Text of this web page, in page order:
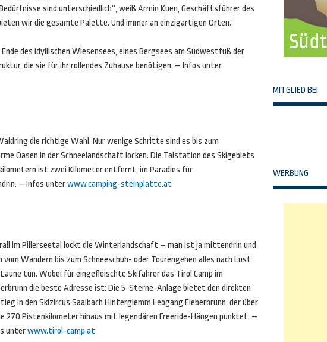
sind unterschiedlich“, weiß Armin Kuen, Geschäftsführer des
wir die gesamte Palette. Und immer an einzigartigen Orten.“
des idyllischen Wiesensees, eines Bergsees am Südwestfuß der
die sie für ihr rollendes Zuhause benötigen. – Infos unter
die richtige Wahl. Nur wenige Schritte sind es bis zum
Oasen in der Schneelandschaft locken. Die Talstation des Skigebiets
ist zwei Kilometer entfernt, im Paradies für
– Infos unterwww.camping-steinplatte.at
im Pillerseetal lockt die Winterlandschaft – man ist ja mittendrin und
vom Wandern bis zum Schneeschuh- oder Tourengehen alles nach Lust
tun. Wobei für eingefleischte Skifahrer das Tirol Camp im
die beste Adresse ist: Die 5-Sterne-Anlage bietet den direkten
in den Skizircus Saalbach Hinterglemm Leogang Fieberbrunn, der über
270 Pistenkilometer hinaus mit legendären Freeride-Hängen punktet. –
unterwww.tirol-camp.at
MITGLIED BEI
WERBUNG